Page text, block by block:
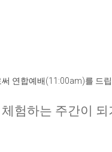
써 연합예배(11:00am)를 드
험하는 주간이